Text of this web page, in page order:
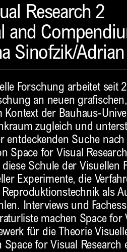
Research 2
and
Sinofzik/
Forschung arbeitet seit
an neuen
Kontext der Bauhaus-
zugleich und
entdeckenden Suche
Space for Visual
Schule der Visuellen
Experimente, die
als
Interviews und
machen Space for
für die Theorie
Space for Visual